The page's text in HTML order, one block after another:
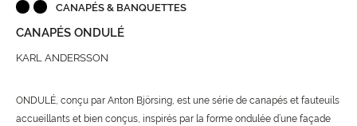
CANAPÉS & BANQUETTES
CANAPÉS ONDULÉ
KARL ANDERSSON
ONDULÉ, conçu par Anton Björsing, est une série de canapés et fauteuils
accueillants et bien conçus, inspirés par la forme ondulée d’une façade